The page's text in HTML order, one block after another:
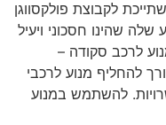
לקבוצת פולקסווגן
שהינו חסכוני ויעיל
לרכב סקודה –
להחליף מנוע לרכבי
להשתמש במנוע